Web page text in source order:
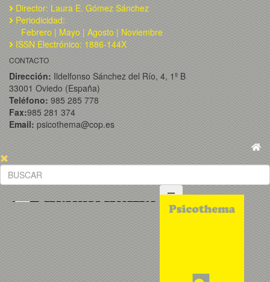
Director: Laura E. Gómez Sánchez
Periodicidad:
Febrero | Mayo | Agosto | Noviembre
ISSN Electrónico: 1886-144X
CONTACTO
Dirección: Ildelfonso Sánchez del Río, 4, 1º B
33001 Oviedo (España)
Teléfono: 985 285 778
Fax:985 281 374
Email: psicothema@cop.es